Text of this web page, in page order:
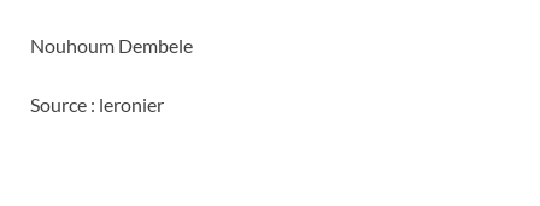
Nouhoum Dembele
Source : leronier